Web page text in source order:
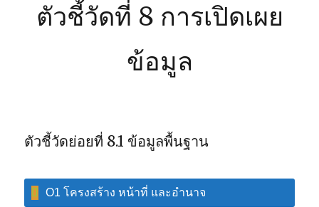
ตัวชี้วัดที่ 8 การเปิดเผย
ข้อมูล
ตัวชี้วัดย่อยที่ 8.1 ข้อมูลพื้นฐาน
O1 โครงสร้าง หน้าที่ และอำนาจ